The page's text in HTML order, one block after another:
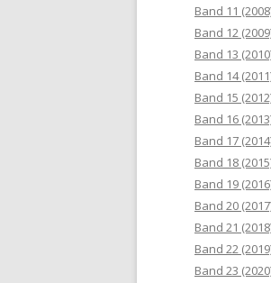
Band 11
Band 12
Band 13
Band 14
Band 15
Band 16
Band 17
Band 18
Band 19
Band 20
Band 21
Band 22
Band 23